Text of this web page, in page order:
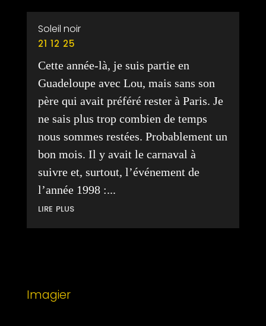
Soleil noir
21 12 25
Cette année-là, je suis partie en
Guadeloupe avec Lou, mais sans son
père qui avait préféré rester à Paris. Je
ne sais plus trop combien de temps
nous sommes restées. Probablement un
bon mois. Il y avait le carnaval à
suivre et, surtout, l’événement de
l’année 1998 :...
lire plus
Imagier